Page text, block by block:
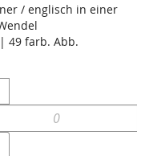
/ englisch in einer
49 farb. Abb.